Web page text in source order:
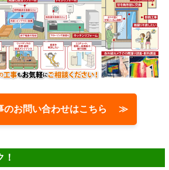
のお問い合わせはこちら ≫
！